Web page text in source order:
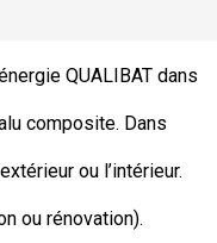
QUALIBAT dans
composite. Dans
ou l’intérieur.
ou rénovation).